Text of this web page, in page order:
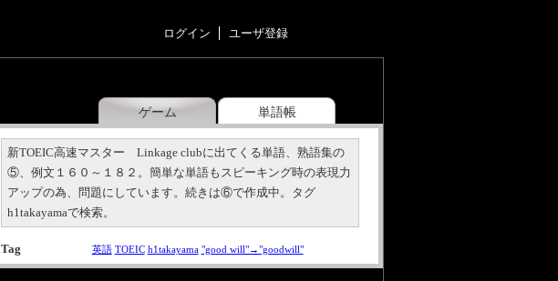
ログイン ユーザ登録
ゲーム 単語帳
新TOEIC高速マスター Linkage clubに出てくる単語、熟語集の
⑤、例文１６０～１８２。簡単な単語もスピーキング時の表現力
アップの為、問題にしています。続きは⑥で作成中。タグ
h1takayamaで検索。
Tag 英語 TOEIC h1takayama "good will"→"goodwill"